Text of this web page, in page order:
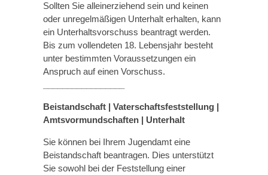
Sollten Sie alleinerziehend sein und keinen
oder unregelmäßigen Unterhalt erhalten, kann
ein Unterhaltsvorschuss beantragt werden.
Bis zum vollendeten 18. Lebensjahr besteht
unter bestimmten Voraussetzungen ein
Anspruch auf einen Vorschuss.
Beistandschaft | Vaterschaftsfeststellung |
Amtsvormundschaften | Unterhalt
Sie können bei Ihrem Jugendamt eine
Beistandschaft beantragen. Dies unterstützt
Sie sowohl bei der Feststellung einer